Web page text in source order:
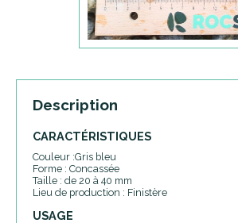
Description
CARACTÉRISTIQUES
Couleur :Gris bleu
Forme : Concassée
Taille : de 20 à 40 mm
Lieu de production : Finistère
USAGE